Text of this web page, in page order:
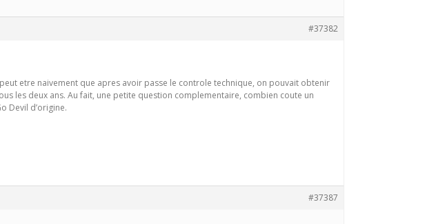
#37382
etre naivement que apres avoir passe le controle technique, on pouvait obtenir
les deux ans. Au fait, une petite question complementaire, combien coute un
Devil d’origine.
#37387